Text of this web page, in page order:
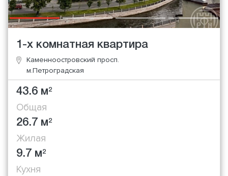
1-х комнатная квартира
Каменноостровский просп.
м.Петроградская
43.6 м2
Общая
26.7 м2
Жилая
9.7 м2
Кухня